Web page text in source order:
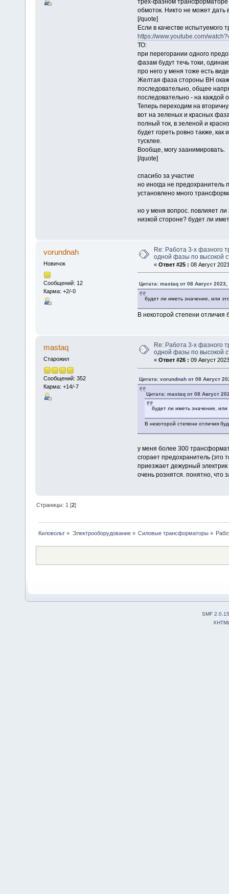
обмоток. Никто не может дать
[/quote]
Если в качестве испытуемого
https://www.youtube.com/
ТО:
при перегорании одного
фазам будут течь токи,
про него у меня тоже есть
Желтая фаза стороны ВН
последовательно, общее
последовательно - на каждой
Теперь переходим на
вот на зеленых и красных
полный ток, в зеленой и
будет гореть ровно также, как
тусклее.
Вообще, могу заанимировать.
[/quote]
спасибо за участие
но иногда не предохранитель
установлено много
но у меня вопрос. повлияет
низкой стороне? будет ли
vorundnah
Новичок
Сообщений: 12
Карма: +2/-0
Re: Работа 3-х фазного
одной фазы по высокой
« Ответ #25 : 08 Август
Цитата: mastaq от 08 Август 2023,
будет ли иметь значение, или
В некоторой степени отличия
mastaq
Старожил
Сообщений: 352
Карма: +14/-7
Re: Работа 3-х фазного
одной фазы по высокой
« Ответ #26 : 09 Август
Цитата: vorundnah от 08 Август
Цитата: mastaq от 08 Август
будет ли иметь значение,
В некоторой степени отличия
у меня более 300
сгорает предохранитель (это
приезжает дежурный
очень рознятся. понятно, что
Страницы: 1 [2]
Киловольт » Электрооборудование» Силовые трансформаторы»
SMF 2.0.15